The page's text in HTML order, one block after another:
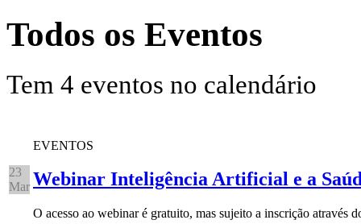
Todos os Eventos
Tem 4 eventos no calendário
23
Mar
EVENTOS
Webinar Inteligência Artificial e a
O acesso ao webinar é gratuito, mas sujeito a inscrição através